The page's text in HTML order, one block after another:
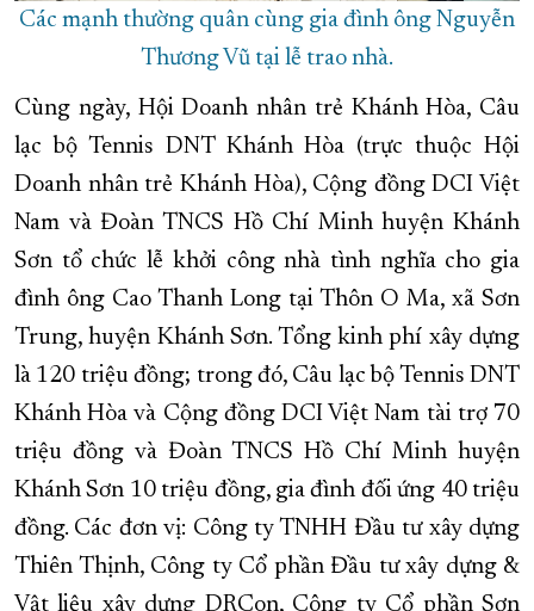
Các mạnh thường quân cùng gia đình ông Nguyễn
Thương Vũ tại lễ trao nhà.
Cùng ngày, Hội Doanh nhân trẻ Khánh Hòa, Câu
lạc bộ Tennis DNT Khánh Hòa (trực thuộc Hội
Doanh nhân trẻ Khánh Hòa), Cộng đồng DCI Việt
Nam và Đoàn TNCS Hồ Chí Minh huyện Khánh
Sơn tổ chức lễ khởi công nhà tình nghĩa cho gia
đình ông Cao Thanh Long tại Thôn O Ma, xã Sơn
Trung, huyện Khánh Sơn. Tổng kinh phí xây dựng
là 120 triệu đồng; trong đó, Câu lạc bộ Tennis DNT
Khánh Hòa và Cộng đồng DCI Việt Nam tài trợ 70
triệu đồng và Đoàn TNCS Hồ Chí Minh huyện
Khánh Sơn 10 triệu đồng, gia đình đối ứng 40 triệu
đồng. Các đơn vị: Công ty TNHH Đầu tư xây dựng
Thiên Thịnh, Công ty Cổ phần Đầu tư xây dựng &
Vật liệu xây dựng DRCon, Công ty Cổ phần Sơn